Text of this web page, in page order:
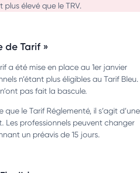
plus élevé que le TRV.
de Tarif »
a été mise en place au 1er janvier
n’étant plus éligibles au Tarif Bleu.
pas fait la bascule.
le Tarif Réglementé, il s’agit d’une
Les professionnels peuvent changer
un préavis de 15 jours.